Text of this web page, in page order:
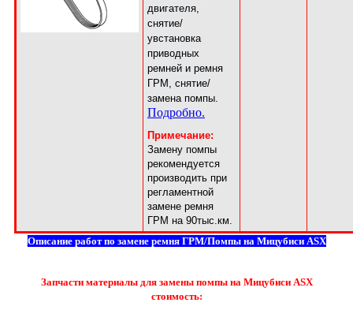
двигателя,
снятие/
увстановка
приводных
ремней и ремня
ГРМ, снятие/
замена помпы.
Подробно.
Примечание:
Замену помпы
рекомендуется
производить при
регламентной
замене ремня
ГРМ на 90тыс.км.
Описание работ по замене ремня ГРМ/Помпы на Мицубиси ASX
Запчасти материалы для замены помпы на Мицубиси ASX
стоимость: